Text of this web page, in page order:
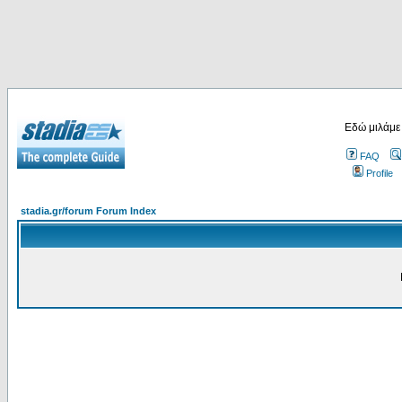
Εδώ
FAQ
Profile
stadia.gr/forum Forum Index